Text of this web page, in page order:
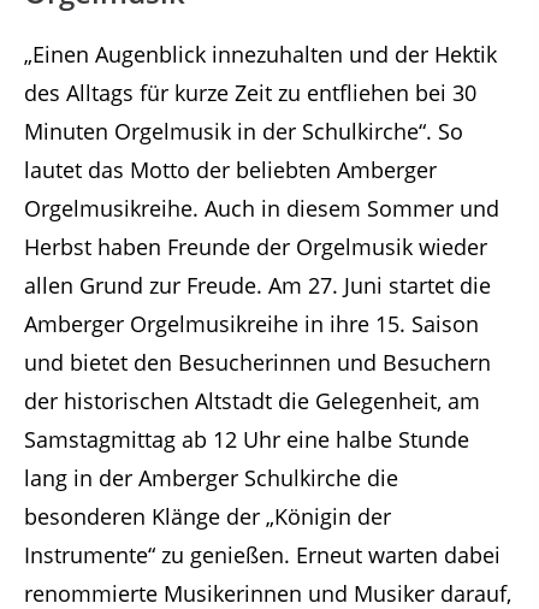
„Einen Augenblick innezuhalten und der Hektik
des Alltags für kurze Zeit zu entfliehen bei 30
Minuten Orgelmusik in der Schulkirche“. So
lautet das Motto der beliebten Amberger
Orgelmusikreihe. Auch in diesem Sommer und
Herbst haben Freunde der Orgelmusik wieder
allen Grund zur Freude. Am 27. Juni startet die
Amberger Orgelmusikreihe in ihre 15. Saison
und bietet den Besucherinnen und Besuchern
der historischen Altstadt die Gelegenheit, am
Samstagmittag ab 12 Uhr eine halbe Stunde
lang in der Amberger Schulkirche die
besonderen Klänge der „Königin der
Instrumente“ zu genießen. Erneut warten dabei
renommierte Musikerinnen und Musiker darauf,